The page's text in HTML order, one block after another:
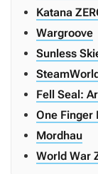
Katana
Wargroove
Sunless
Fell Seal:
One Finger
Mordhau
World War